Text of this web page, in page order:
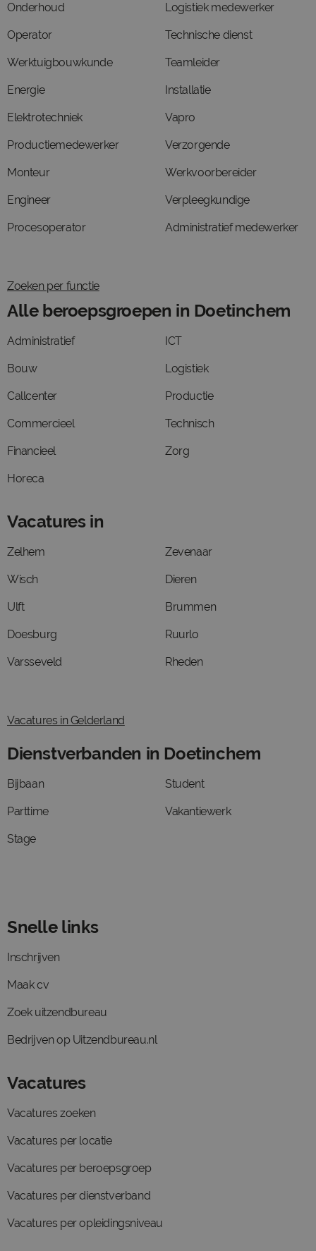
Onderhoud
Operator
Werktuigbouwkunde
Energie
Elektrotechniek
Productiemedewerker
Monteur
Engineer
Procesoperator
Logistiek medewerker
Technische dienst
Teamleider
Installatie
Vapro
Verzorgende
Werkvoorbereider
Verpleegkundige
Administratief medewerker
Zoeken per functie
Alle beroepsgroepen in Doetinchem
Administratief
Bouw
Callcenter
Commercieel
Financieel
Horeca
ICT
Logistiek
Productie
Technisch
Zorg
Vacatures in
Zelhem
Wisch
Ulft
Doesburg
Varsseveld
Zevenaar
Dieren
Brummen
Ruurlo
Rheden
Vacatures in Gelderland
Dienstverbanden in Doetinchem
Bijbaan
Parttime
Stage
Student
Vakantiewerk
Snelle links
Inschrijven
Maak cv
Zoek uitzendbureau
Bedrijven op Uitzendbureau.nl
Vacatures
Vacatures zoeken
Vacatures per locatie
Vacatures per beroepsgroep
Vacatures per dienstverband
Vacatures per opleidingsniveau